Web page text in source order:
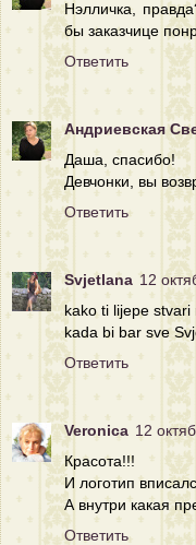
Нэлличка,
бы заказчице
Ответить
Андриевская
Даша, спасибо!
Девчонки, вы
Ответить
Svjetlana 12
kako ti lijepe
kada bi bar sve
Ответить
Veronica 12
Красота!!!
И логотип
А внутри какая
Ответить